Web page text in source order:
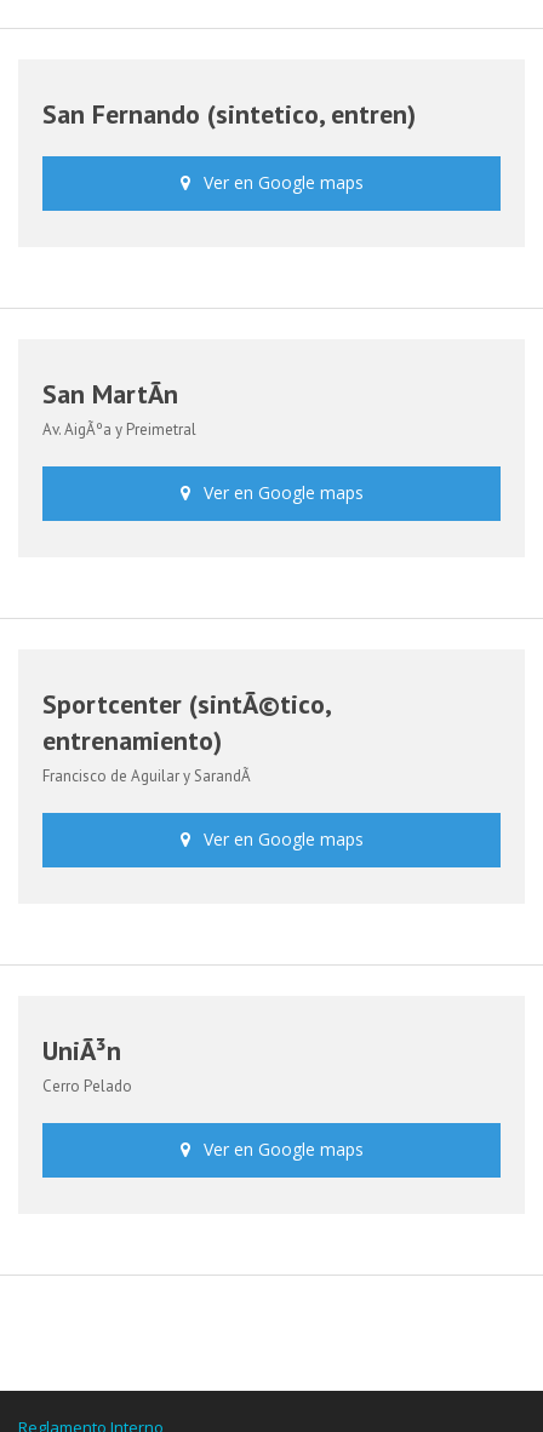
San Fernando (sintetico, entren)
Ver en Google maps
San MartÃ­n
Av. AigÃºa y Preimetral
Ver en Google maps
Sportcenter (sintÃ©tico,
entrenamiento)
Francisco de Aguilar y SarandÃ­
Ver en Google maps
UniÃ³n
Cerro Pelado
Ver en Google maps
Reglamento Interno